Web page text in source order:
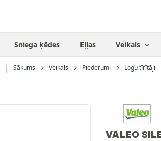
Sniega ķēdes Eļļas Veikals
Sākums Veikals Piederumi Logu tīrītāji
VALEO